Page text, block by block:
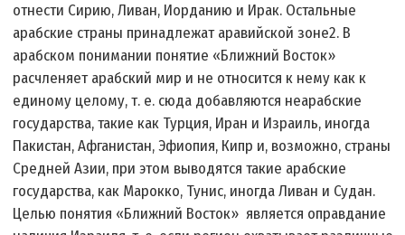
отнести Сирию, Ливан, Иорданию и Ирак. Остальные
арабские страны принадлежат аравийской зоне2. В
арабском понимании понятие «Ближний Восток»
расчленяет арабский мир и не относится к нему как к
единому целому, т. е. сюда добавляются неарабские
государства, такие как Турция, Иран и Израиль, иногда
Пакистан, Афганистан, Эфиопия, Кипр и, возможно, страны
Средней Азии, при этом выводятся такие арабские
государства, как Марокко, Тунис, иногда Ливан и Судан.
Целью понятия «Ближний Восток» является оправдание